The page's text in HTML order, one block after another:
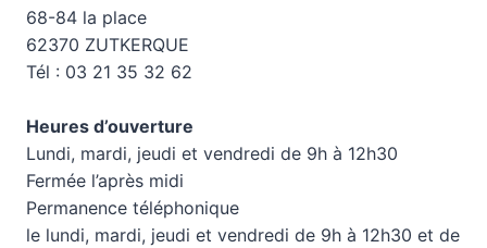
68-84 la place
62370 ZUTKERQUE
Tél : 03 21 35 32 62
Heures d’ouverture
Lundi, mardi, jeudi et vendredi de 9h à 12h30
Fermée l’après midi
Permanence téléphonique
le lundi, mardi, jeudi et vendredi de 9h à 12h30 et de